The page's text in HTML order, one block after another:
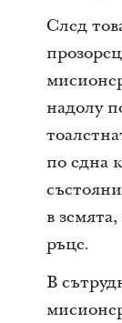
След
надолу
по една
в
ръце.
В